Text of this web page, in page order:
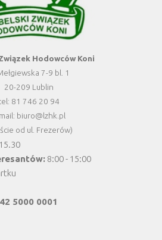
Hodowców Koni
7-9 bl. 1
20-209 Lublin
81 746 20 94
biuro@lzhk.pl
od ul. Frezerów)
8:00 - 15:00
5000 0001